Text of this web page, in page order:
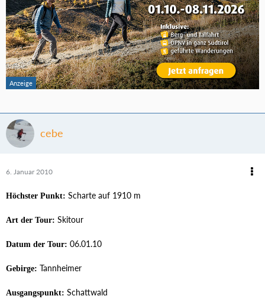
cebe
6. Januar 2010
Höchster Punkt: Scharte auf 1910 m
Art der Tour: Skitour
Datum der Tour: 06.01.10
Gebirge: Tannheimer
Ausgangspunkt: Schattwald